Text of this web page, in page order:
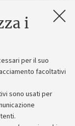
i
per il suo
facoltativi
sono usati per